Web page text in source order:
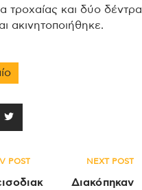
τροχαίας και δύο δέντρα
ακινητοποιήθηκε.
POST NEXT POST
Διακόπηκαν